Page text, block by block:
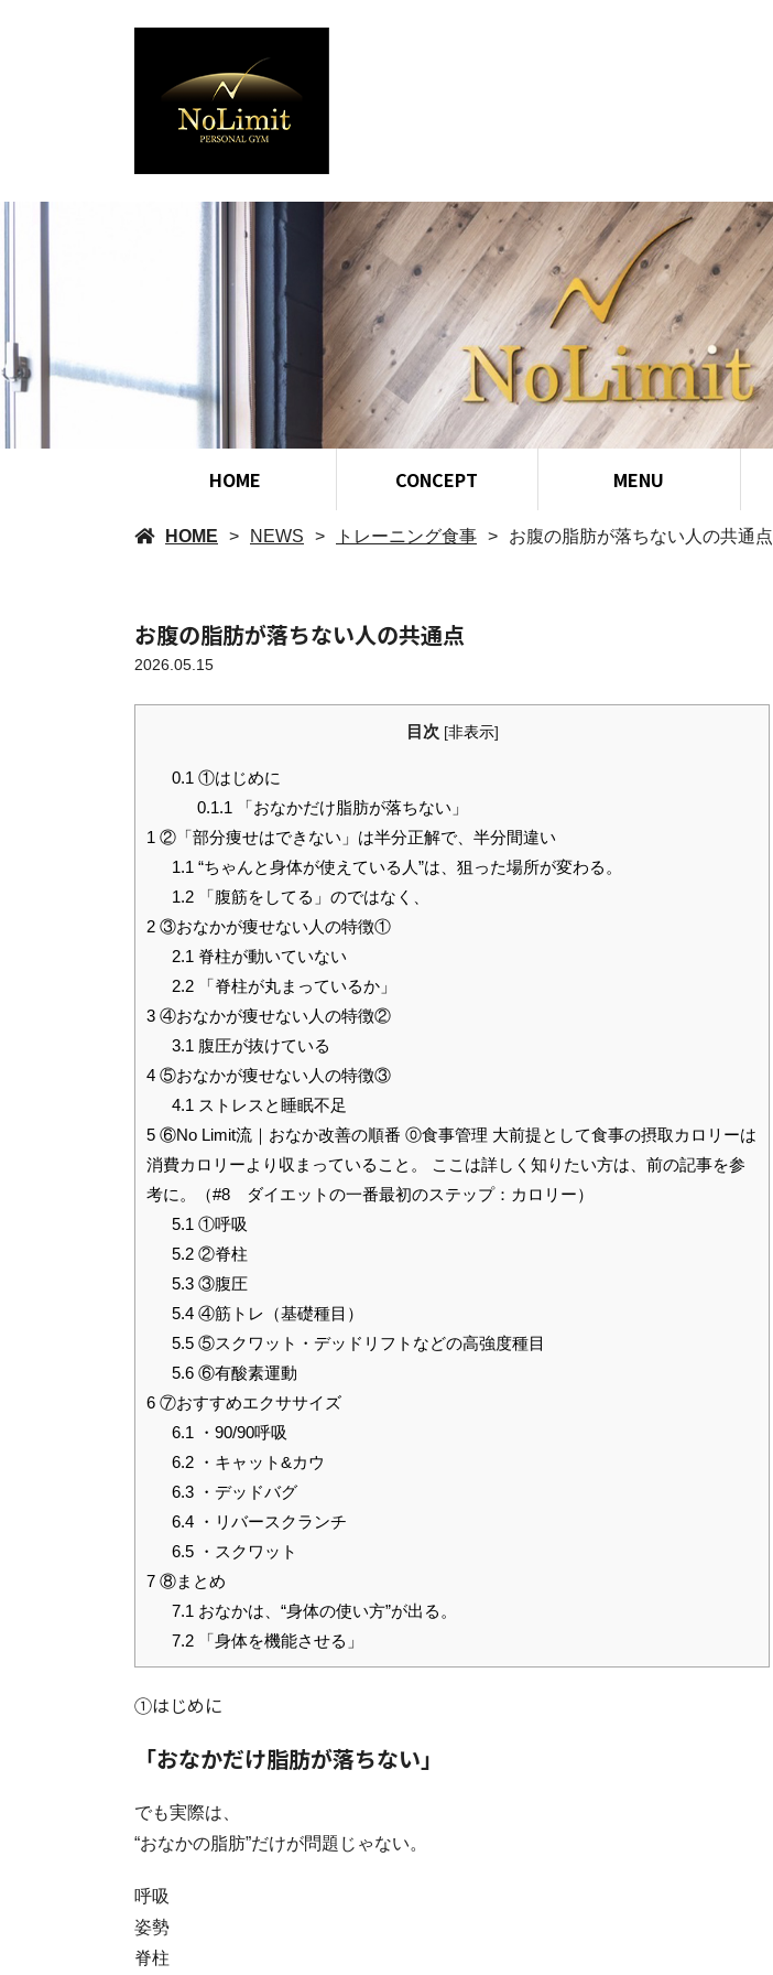
HOME CONCEPT MENU
HOME NEWS トレーニング食事 お腹の脂肪が落ちない人の共通点
お腹の脂肪が落ちない人の共通点
2026.05.15
目次 [非表示]
0.1 ①はじめに
0.1.1 「おなかだけ脂肪が落ちない」
1 ②「部分痩せはできない」は半分正解で、半分間違い
1.1 “ちゃんと身体が使えている人”は、狙った場所が変わる。
1.2「腹筋をしてる」のではなく、
2 ③おなかが痩せない人の特徴①
2.1 脊柱が動いていない
2.2「脊柱が丸まっているか」
3 ④おなかが痩せない人の特徴②
3.1 腹圧が抜けている
4 ⑤おなかが痩せない人の特徴③
4.1 ストレスと睡眠不足
5 ⑥No Limit流｜おなか改善の順番 ⓪食事管理 大前提として食事の摂取カロリーは
消費カロリーより収まっていること。 ここは詳しく知りたい方は、前の記事を参
考に。（#8 ダイエットの一番最初のステップ：カロリー）
5.1 ①呼吸
5.2②脊柱
5.3③腹圧
5.4④筋トレ（基礎種目）
5.5⑤スクワット・デッドリフトなどの高強度種目
5.6⑥有酸素運動
6 ⑦おすすめエクササイズ
6.1 ・90/90呼吸
6.2・キャット&カウ
6.3・デッドバグ
6.4・リバースクランチ
6.5・スクワット
7 ⑧まとめ
7.1 おなかは、“身体の使い方”が出る。
7.2「身体を機能させる」
①はじめに
「おなかだけ脂肪が落ちない」
でも実際は、
“おなかの脂肪”だけが問題じゃない。
呼吸
姿勢
脊柱